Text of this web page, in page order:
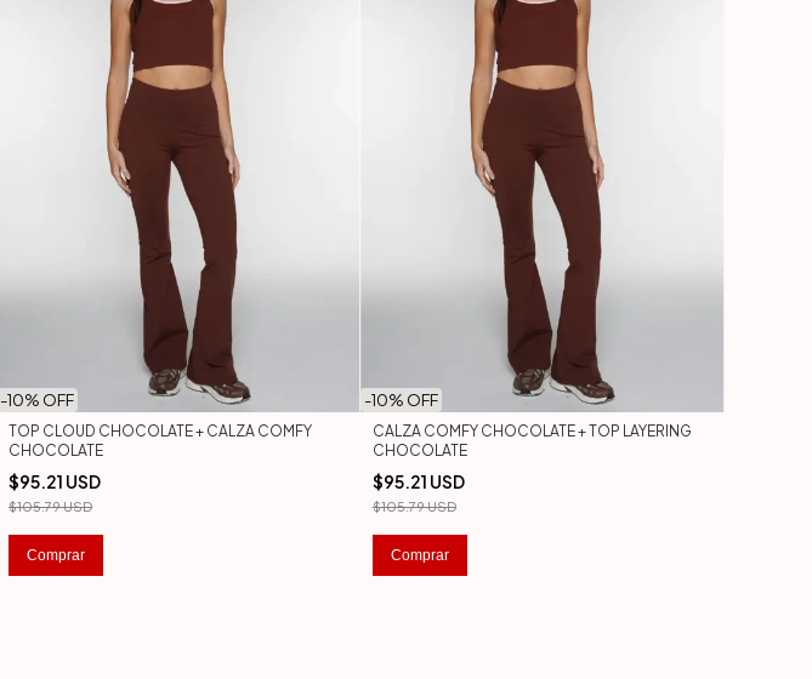
-10% OFF
TOP CLOUD CHOCOLATE + CALZA COMFY
CHOCOLATE
$95.21 USD
$105.79 USD
Comprar
-10% OFF
CALZA COMFY CHOCOLATE + TOP LAYERING
CHOCOLATE
$95.21 USD
$105.79 USD
Comprar